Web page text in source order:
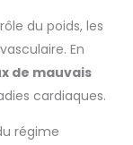
du poids, les
En
de mauvais
cardiaques.
régime